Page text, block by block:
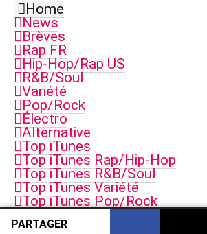
Home
News
Brèves
Rap FR
Hip-Hop/Rap US
R&B/Soul
Variété
Pop/Rock
Électro
Alternative
Top iTunes
Top iTunes Rap/Hip-Hop
Top iTunes R&B/Soul
Top iTunes Variété
Top iTunes Pop/Rock
Top iTunes Electro
Top iTunes Singles
PARTAGER